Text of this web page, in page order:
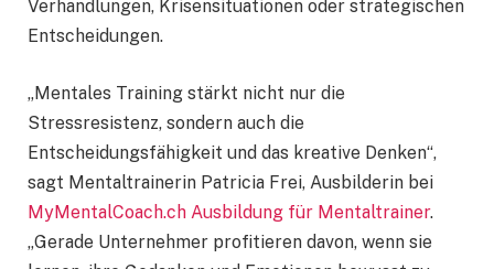
Verhandlungen, Krisensituationen oder strategischen
Entscheidungen.
„Mentales Training stärkt nicht nur die
Stressresistenz, sondern auch die
Entscheidungsfähigkeit und das kreative Denken“,
sagt Mentaltrainerin Patricia Frei, Ausbilderin bei
MyMentalCoach.ch Ausbildung für Mentaltrainer.
„Gerade Unternehmer profitieren davon, wenn sie